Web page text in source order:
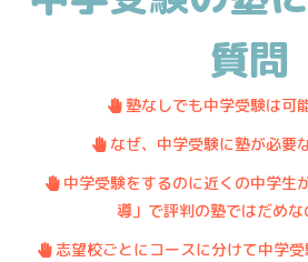
質問
.塾なしでも中学受験は可
. なぜ、中学受験に塾が必要
. 中学受験をするのに近くの中学生
導」で評判の塾ではだめな
.志望校ごとにコースに分けて中学